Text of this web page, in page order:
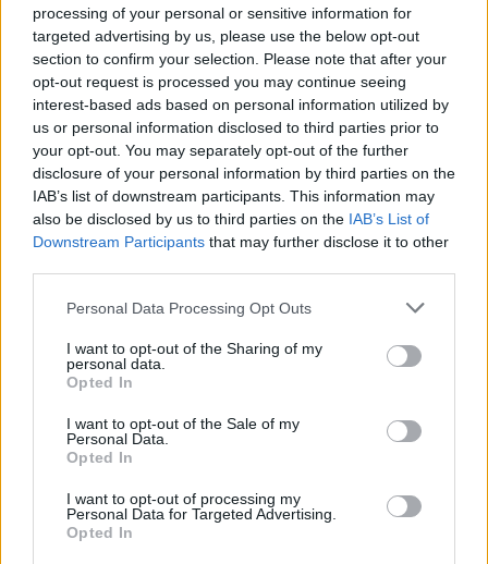
processing of your personal or sensitive information for
targeted advertising by us, please use the below opt-out
section to confirm your selection. Please note that after your
opt-out request is processed you may continue seeing
interest-based ads based on personal information utilized by
us or personal information disclosed to third parties prior to
your opt-out. You may separately opt-out of the further
disclosure of your personal information by third parties on the
IAB’s list of downstream participants. This information may
also be disclosed by us to third parties on the IAB’s List of
Downstream Participants that may further disclose it to other
Personal Data Processing Opt Outs
I want to opt-out of the Sharing of my
personal data.
Opted In
I want to opt-out of the Sale of my
Personal Data.
Opted In
I want to opt-out of processing my
Personal Data for Targeted Advertising.
Opted In
Kujdes kur ktheheni nga
zonat bregdetare, policia
bën namin në rrugë duke
pezulluar 63 patenta dhe
467 gjoba
Si pasojë e kthimit nga
zonat bregdetare, në
drejtim të Tiranës dhe
Morinës, në të gjitha
akset rrugore nacionale
ka fluks të shtuar.
Ndërkohë, Policia e
Shtetit bën me dije se ka
shërbimeve me uniformë
shërbimeve civile në
patrullim, si dhe po…